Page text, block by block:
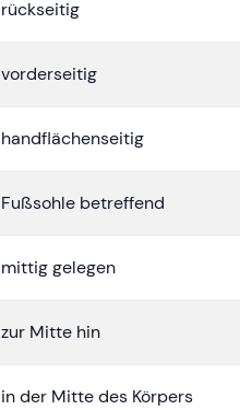
rückseitig
vorderseitig
handflächenseitig
Fußsohle betreffend
mittig gelegen
zur Mitte hin
in der Mitte des Körpers